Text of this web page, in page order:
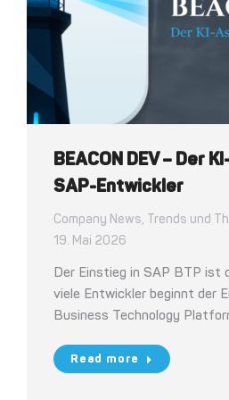
BEACON DEV – Der
SAP-Entwickler
Company News, Trends und
19. Mai 2026
Der Einstieg in SAP BTP ist
viele Entwickler beginnt der
Business Technology
Read more